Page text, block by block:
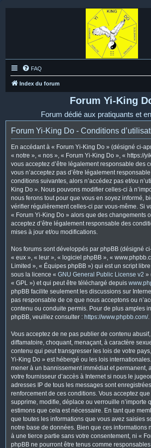
FAQ
Index du forum
Forum Yi-King
Forum dédié aux pratiquants et
Forum Yi-King Do - Conditions
En accédant à « Forum Yi-King Do » (désigné ci-
« notre », « nos », « Forum Yi-King Do », « https://
vous acceptez d’être légalement responsable des
vous n’acceptez pas d’être légalement
conditions suivantes, alors n’accédez pas et/ou
King Do ». Nous pouvons modifier celles-ci à
nous ferons tout pour que vous en soyez informé,
vérifier régulièrement celles-ci par vous-même. Si
« Forum Yi-King Do » alors que des changements
acceptez d’être légalement responsable des
mises à jour et/ou modifications.
Nos forums sont développés par phpBB (désigné
« eux », « leur », « logiciel phpBB », «
Limited », « Équipes phpBB ») qui est un script
sous la licence « GNU General Public License v2 »
« GPL ») et qui peut être téléchargé depuis
phpBB facilite seulement les discussions sur
pas responsable de ce que nous acceptons ou
contenu ou conduite permis. Pour de plus amples
phpBB, veuillez consulter : https://www.phpbb.com/.
Vous acceptez de ne pas publier de contenu
diffamatoire, choquant, menaçant, à caractère
contenu qui peut transgresser les lois de votre
Yi-King Do » est hébergé ou les lois
mener à un bannissement immédiat et permanent,
votre fournisseur d’accès à Internet si nous le
adresses IP de tous les messages sont
renforcement de ces conditions. Vous acceptez
supprime, modifie, déplace ou verrouille n’importe
estimons que cela est nécessaire. En tant que
que toutes les informations que vous avez saisies
notre base de données. Bien que ces informations
à une tierce partie sans votre consentement, ni «
phpBB ne pourront être tenus comme